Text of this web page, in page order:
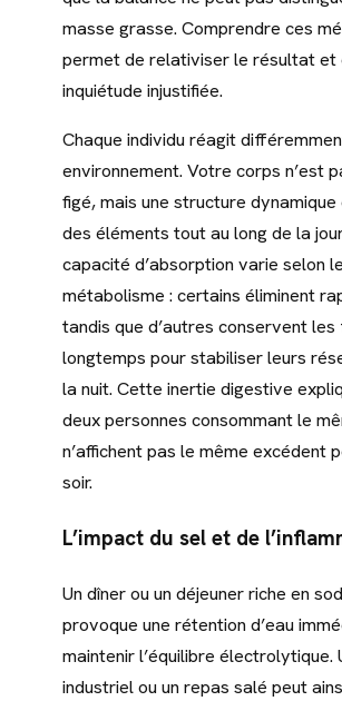
masse grasse. Comprendre ces
permet de relativiser le résultat et
inquiétude injustifiée.
Chaque individu réagit
environnement. Votre corps n’est
figé, mais une structure dynamique
des éléments tout au long de la
capacité d’absorption varie selon le
métabolisme : certains éliminent
tandis que d’autres conservent les
longtemps pour stabiliser leurs
la nuit. Cette inertie digestive
deux personnes consommant le
n’affichent pas le même excédent
soir.
L’impact du sel et de
Un dîner ou un déjeuner riche en
provoque une rétention d’eau
maintenir l’équilibre électrolytique.
industriel ou un repas salé peut